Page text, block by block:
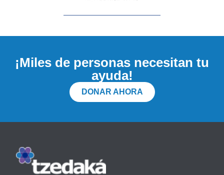
¡Miles de personas necesitan tu
ayuda!
DONAR AHORA